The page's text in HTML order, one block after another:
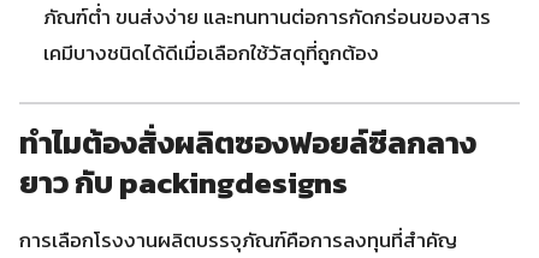
ภัณฑ์ต่ำ ขนส่งง่าย และทนทานต่อการกัดกร่อนของสาร
เคมีบางชนิดได้ดีเมื่อเลือกใช้วัสดุที่ถูกต้อง
ทำไมต้องสั่งผลิตซองฟอยล์ซีลกลาง
ยาว กับ packingdesigns
การเลือกโรงงานผลิตบรรจุภัณฑ์คือการลงทุนที่สำคัญ